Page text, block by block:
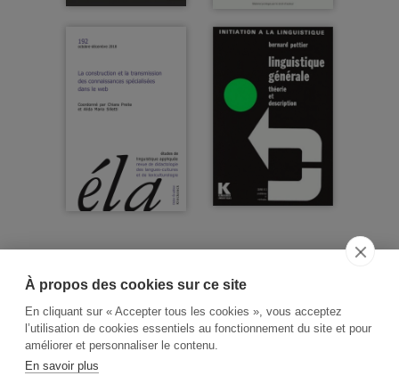
À propos des cookies sur ce site
En cliquant sur « Accepter tous les cookies », vous acceptez
l’utilisation de cookies essentiels au fonctionnement du site et pour
améliorer et personnaliser le contenu.
En savoir plus
RECHERCHE THÉMATIQUE